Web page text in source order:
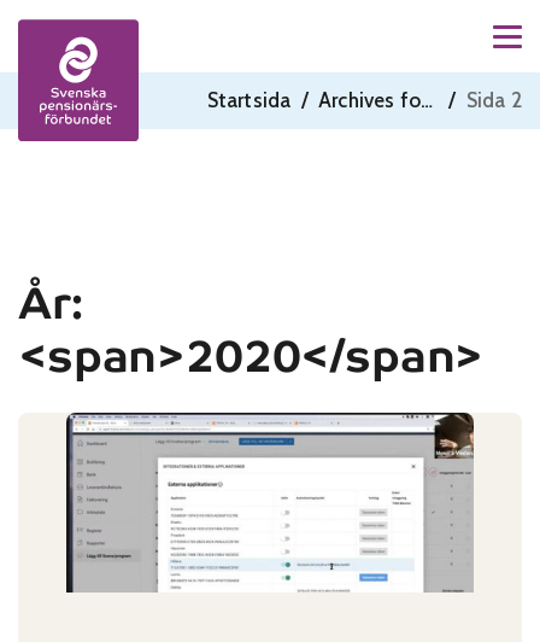
Startsida / Archives for 2020 / Sida 2
Skip to content
År:
<span>2020</span>